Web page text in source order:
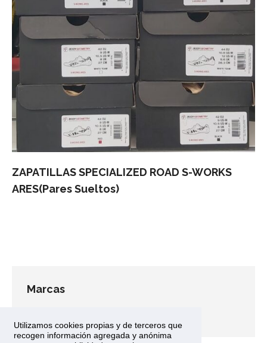
Utilizamos cookies propias y de terceros que
recogen información agregada y anónima
ZAPATILLAS SPECIALIZED ROAD S-WORKS
ARES(Pares Sueltos)
Marcas